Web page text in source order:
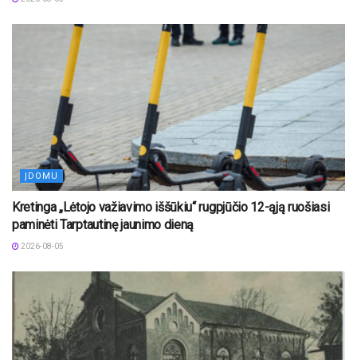
ĮDOMU
Kretinga „Lėtojo važiavimo iššūkiu“ rugpjūčio 12-ąją ruošiasi
paminėti Tarptautinę jaunimo dieną
2026-08-05